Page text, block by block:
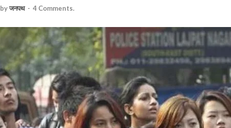
byजनपथ - 4 Comments.